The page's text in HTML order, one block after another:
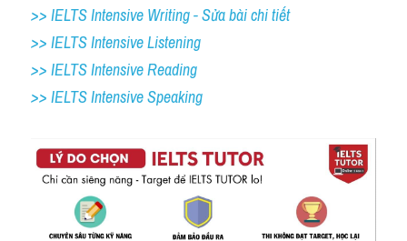
>> IELTS Intensive Writing - Sửa bài chi tiết
>> IELTS Intensive Listening
>> IELTS Intensive Reading
>> IELTS Intensive Speaking